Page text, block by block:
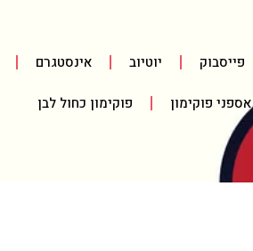
פייסבוק יוטיוב אינסטגרם
אספני פוקימון פוקימון כחול לבן